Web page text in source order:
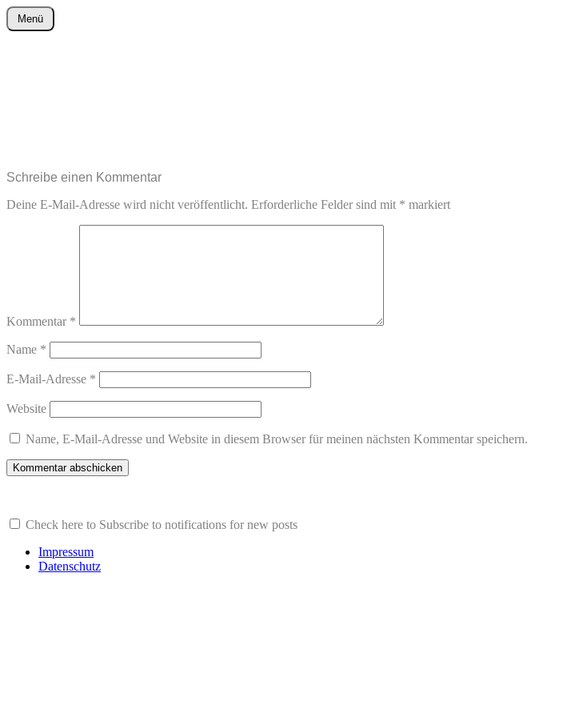
wurster-cartoon-blog.de
Menü
Zum
Inhalt
Schreibe einen Kommentar
Deine E-Mail-Adresse wird nicht veröffentlicht. Erforderliche Felder sind mit * markiert
Kommentar *
Name *
E-Mail-Adresse *
Website
Name, E-Mail-Adresse und Website in diesem Browser für meinen nächsten Kommentar speichern.
Check here to Subscribe to notifications for new posts
Impressum
Datenschutz